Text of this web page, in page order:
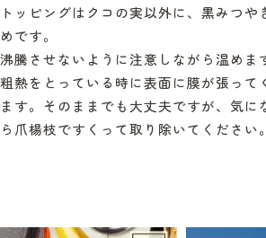
トッピングはクコの実以外に、黒みつや
めです。
沸騰させないように注意しながら温めま
粗熱をとっている時に表面に膜が張って
ます。そのままでも大丈夫ですが、気に
ら爪楊枝ですくって取り除いてください。